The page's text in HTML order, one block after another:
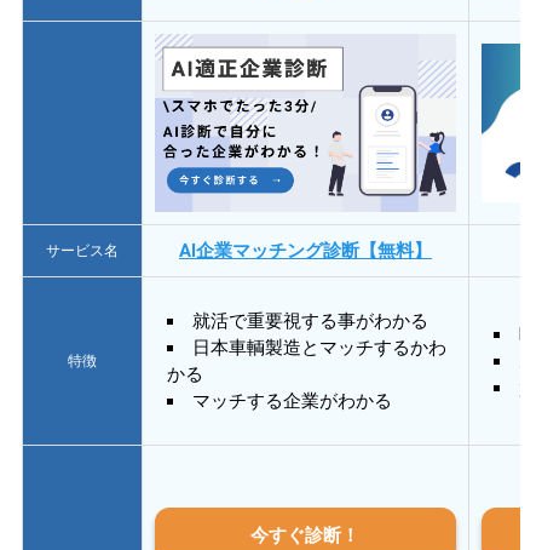
サービス名 AI企業マッチング診断【無料】
特徴
就活で重要視する事がわかる
日本車輌製造とマッチするかわ
かる
マッチする企業がわかる
質
今すぐ診断！